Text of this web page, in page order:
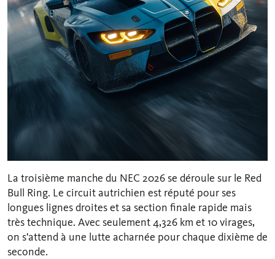
La troisième manche du NEC 2026 se déroule sur le Red
Bull Ring. Le circuit autrichien est réputé pour ses
longues lignes droites et sa section finale rapide mais
très technique. Avec seulement 4,326 km et 10 virages,
on s'attend à une lutte acharnée pour chaque dixième de
seconde.